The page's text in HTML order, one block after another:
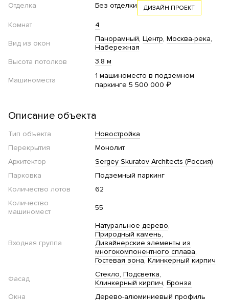
Отделка Без отделки ДИЗАЙН ПРОЕКТ
Комнат 4
Вид из окон Панорамный Центр Москва-река
Набережная
Высота потолков
3.8 м
Машиноместа
1 машиноместо в подземном
паркинге 5 500 000 ₽
Описание объекта
Тип объекта
Новостройка
Перекрытия
Монолит
Архитектор
Sergey Skuratov Architects (Россия)
Парковка
Подземный паркинг
Количество лотов
62
Количество
машиномест
55
Входная группа
Натуральное дерево
Природный камень
Дизайнерские элементы из
многокомпонентного сплава
Гостевая зона Клинкерный кирпич
Фасад Стекло Подсветка
Клинкерный кирпич Бронза
Окна
Дерево-алюминиевый профиль